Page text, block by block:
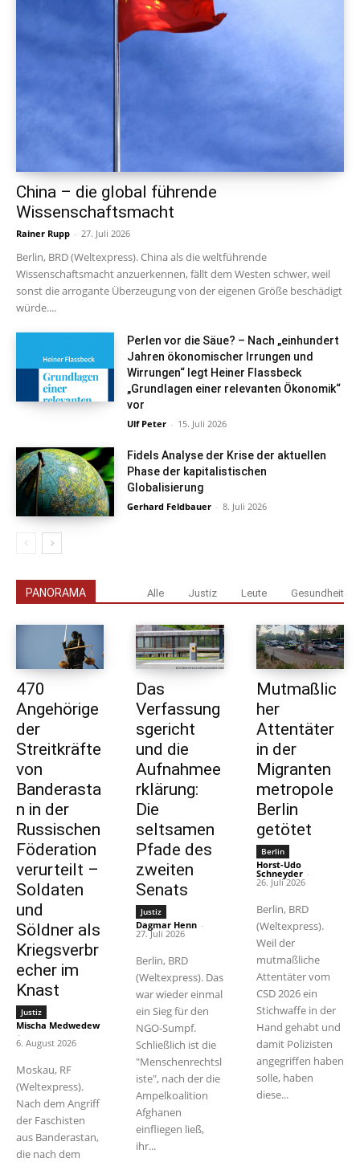
China – die global führende
Wissenschaftsmacht
Rainer Rupp - 27. Juli 2026
Berlin, BRD (Weltexpress). China als die weltführende
Wissenschaftsmacht anzuerkennen, fällt dem Westen schwer, weil
sonst die arrogante Überzeugung von der eigenen Größe beschädigt
würde....
Perlen vor die Säue? – Nach „einhundert
Jahren ökonomischer Irrungen und
Wirrungen“ legt Heiner Flassbeck
„Grundlagen einer relevanten Ökonomik“
vor
Ulf Peter - 15. Juli 2026
Fidels Analyse der Krise der aktuellen
Phase der kapitalistischen
Globalisierung
Gerhard Feldbauer - 8. Juli 2026
PANORAMA Alle Justiz Leute Gesundheit
470
Angehörige
der
Streitkräfte
von
Banderasta
n in der
Russischen
Föderation
verurteilt –
Soldaten
und
Söldner als
Kriegsverbr
echer im
Knast
Justiz
Mischa Medwedew
-
6. August 2026
Moskau, RF
(Weltexpress).
Nach dem Angriff
der Faschisten
aus Banderastan,
die nach dem
Das
Verfassung
sgericht
und die
Aufnahmee
rklärung:
Die
seltsamen
Pfade des
zweiten
Senats
Justiz
Dagmar Henn -
27. Juli 2026
Berlin, BRD
(Weltexpress). Das
war wieder einmal
ein Sieg für den
NGO-Sumpf.
Schließlich ist die
"Menschenrechtsl
iste", nach der die
Ampelkoalition
Afghanen
einfliegen ließ,
ihr...
Mutmaßlic
her
Attentäter
in der
Migranten
metropole
Berlin
getötet
Berlin
Horst-Udo
Schneyder -
26. Juli 2026
Berlin, BRD
(Weltexpress).
Weil der
mutmaßliche
Attentäter vom
CSD 2026 ein
Stichwaffe in der
Hand gehabt und
damit Polizisten
angegriffen haben
solle, haben
diese...